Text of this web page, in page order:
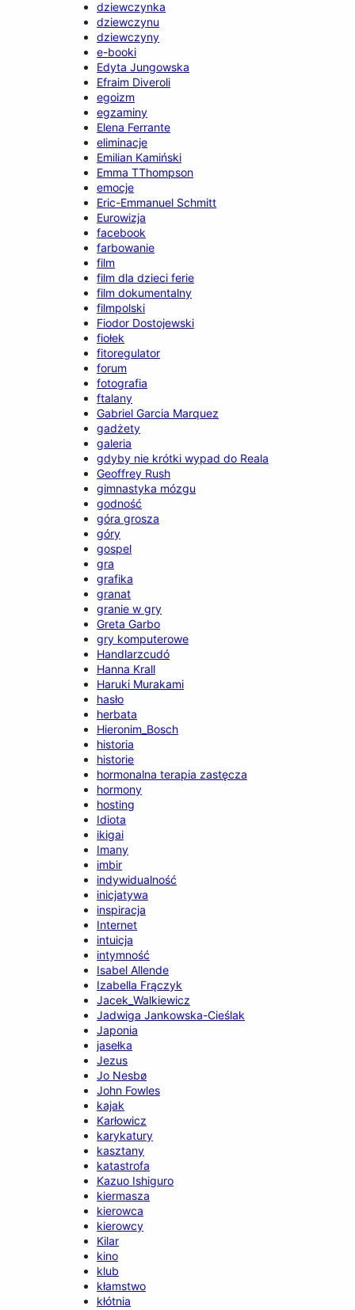
dziewczynka
dziewczynu
dziewczyny
e-booki
Edyta Jungowska
Efraim Diveroli
egoizm
egzaminy
Elena Ferrante
eliminacje
Emilian Kamiński
Emma TThompson
emocje
Eric-Emmanuel Schmitt
Eurowizja
facebook
farbowanie
film
film dla dzieci ferie
film dokumentalny
filmpolski
Fiodor Dostojewski
fiołek
fitoregulator
forum
fotografia
ftalany
Gabriel Garcia Marquez
gadżety
galeria
gdyby nie krótki wypad do Reala
Geoffrey Rush
gimnastyka mózgu
godność
góra grosza
góry
gospel
gra
grafika
granat
granie w gry
Greta Garbo
gry komputerowe
Handlarzcudó
Hanna Krall
Haruki Murakami
hasło
herbata
Hieronim_Bosch
historia
historie
hormonalna terapia zastęcza
hormony
hosting
Idiota
ikigai
Imany
imbir
indywidualność
inicjatywa
inspiracja
Internet
intuicja
intymność
Isabel Allende
Izabella Frączyk
Jacek_Walkiewicz
Jadwiga Jankowska-Cieślak
Japonia
jasełka
Jezus
Jo Nesbø
John Fowles
kajak
Karłowicz
karykatury
kasztany
katastrofa
Kazuo Ishiguro
kiermasza
kierowca
kierowcy
Kilar
kino
klub
kłamstwo
kłótnia